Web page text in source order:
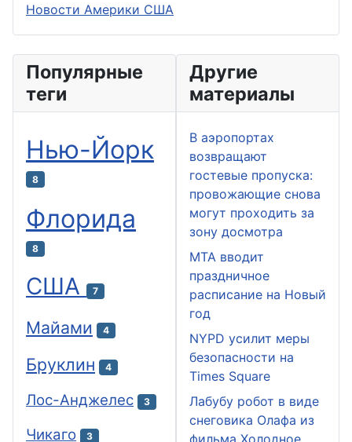
Новости Америки США
Популярные
теги
Нью-Йорк
8
Флорида
8
США 7
Майами 4
Бруклин 4
Лос-Анджелес 3
Чикаго 3
Другие
материалы
В аэропортах
возвращают
гостевые пропуска:
провожающие снова
могут проходить за
зону досмотра
MTA вводит
праздничное
расписание на Новый
год
NYPD усилит меры
безопасности на
Times Square
Лабубу робот в виде
снеговика Олафа из
фильма Холодное